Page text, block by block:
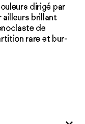
dirigé par
ail­leurs brillant
de
rare et bur­